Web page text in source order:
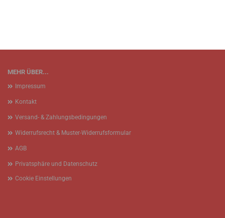
MEHR ÜBER...
Impressum
Kontakt
Versand- & Zahlungsbedingungen
Widerrufsrecht & Muster-Widerrufsformular
AGB
Privatsphäre und Datenschutz
Cookie Einstellungen